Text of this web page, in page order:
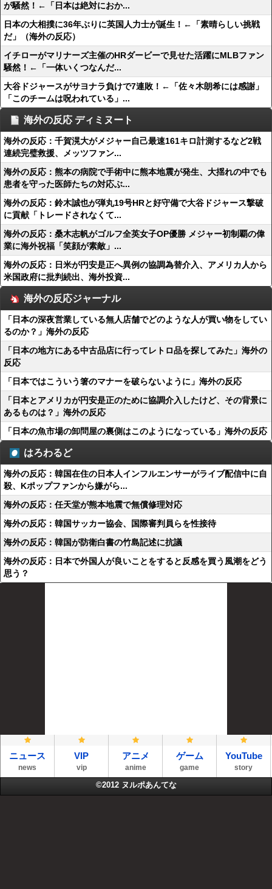
が騒然！←「日本は絶対におか...
日本の大相撲に36年ぶりに英国人力士が誕生！←「素晴らしい挑戦
だ」（海外の反応）
イチローがマリナーズ主催のHRダービーで見せた活躍にMLBファン
騒然！←「一体いくつなんだ...
大谷ドジャースがサヨナラ負けで7連敗！←「佐々木朗希には感謝」
「このチームは呪われている」...
海外の反応 ディミヌート
海外の反応：千賀滉大がメジャー自己最速161キロ計測するなど2戦
連続完璧救援、メッツファン...
海外の反応：熊本の病院で手術中に熊本地震が発生、大揺れの中でも
患者を守った医師たちの対応ぶ...
海外の反応：鈴木誠也が弾丸19号HRと好守備で大谷ドジャース撃破
に貢献「トレードされなくて...
海外の反応：桑木志帆がゴルフ全英女子OP優勝 メジャー初制覇の偉
業に海外祝福「笑顔が素敵」...
海外の反応：日米が円安是正へ異例の協調為替介入、アメリカ人から
米国政府に批判続出、海外投資...
海外の反応ジャーナル
「日本の深夜営業している無人店舗でどのような人が買い物をしてい
るのか？」海外の反応
「日本の地方にある中古品店に行ってレトロ品を探してみた」海外の
反応
「日本ではこういう箸のマナーを破らないように」海外の反応
「日本とアメリカが円安是正のために協調介入したけど、その背景に
あるものは？」海外の反応
「日本の魚市場の卸問屋の裏側はこのようになっている」海外の反応
はろわるど
海外の反応：韓国在住の日本人インフルエンサーがライブ配信中に自
殺、Kポップファンから嫌がら...
海外の反応：任天堂が熊本地震で無償修理対応
海外の反応：韓国サッカー協会、国際審判員らを性接待
海外の反応：韓国が防衛白書の竹島記述に抗議
海外の反応：日本で外国人が良いことをすると反感を買う風潮をどう
思う？
ニュース
news
VIP
vip
アニメ
anime
ゲーム
game
YouTube
story
©2012 ヌルポあんてな